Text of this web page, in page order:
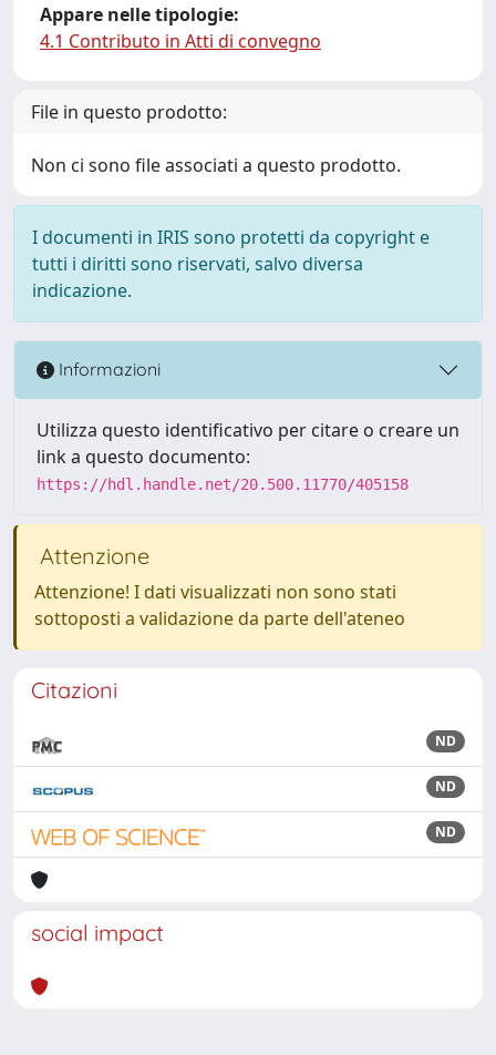
Appare nelle tipologie:
4.1 Contributo in Atti di convegno
File in questo prodotto:
Non ci sono file associati a questo prodotto.
I documenti in IRIS sono protetti da copyright e
tutti i diritti sono riservati, salvo diversa
indicazione.
Informazioni
Utilizza questo identificativo per citare o creare un
link a questo documento:
https://hdl.handle.net/20.500.11770/405158
Attenzione
Attenzione! I dati visualizzati non sono stati
sottoposti a validazione da parte dell'ateneo
Citazioni
ND
ND
ND
social impact